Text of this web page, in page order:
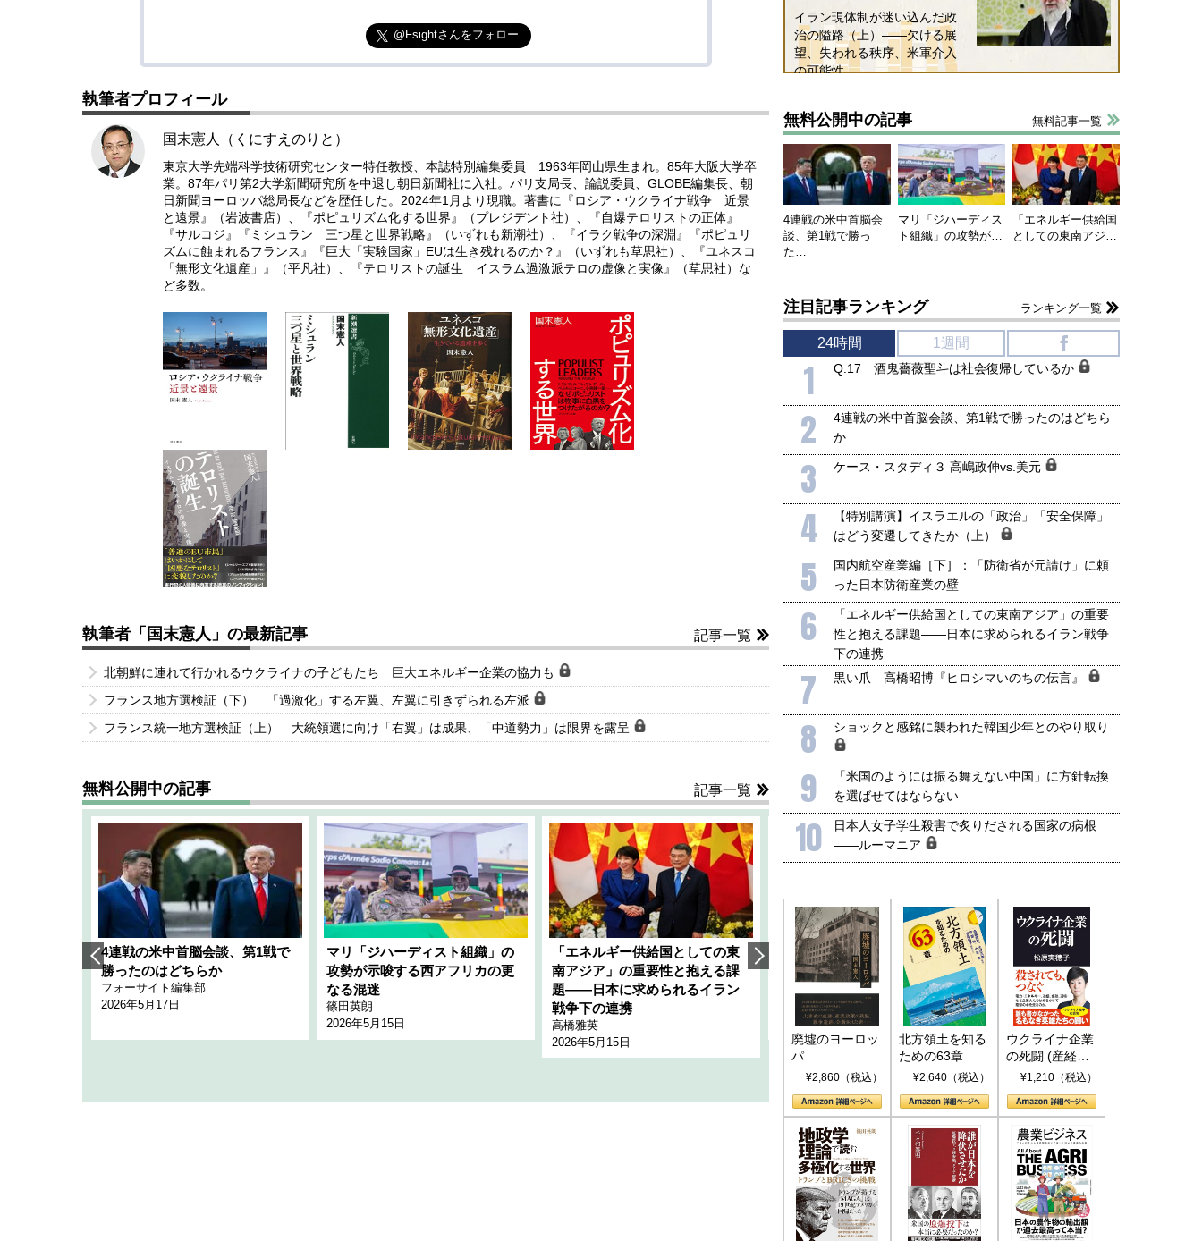
@Fsightさんをフォロー
執筆者プロフィール
国末憲人（くにすえのりと）
東京大学先端科学技術研究センター特任教授、本誌特別編集委員 1963年岡山県生まれ。85年大阪大学卒
業。87年パリ第2大学新聞研究所を中退し朝日新聞社に入社。パリ支局長、論説委員、GLOBE編集長、朝
日新聞ヨーロッパ総局長などを歴任した。2024年1月より現職。著書に『ロシア・ウクライナ戦争 近景
と遠景』（岩波書店）、『ポピュリズム化する世界』（プレジデント社）、『自爆テロリストの正体』
『サルコジ』『ミシュラン 三つ星と世界戦略』（いずれも新潮社）、『イラク戦争の深淵』『ポピュリ
ズムに蝕まれるフランス』『巨大「実験国家」EUは生き残れるのか？』（いずれも草思社）、『ユネスコ
「無形文化遺産」』（平凡社）、『テロリストの誕生 イスラム過激派テロの虚像と実像』（草思社）な
ど多数。
執筆者「国末憲人」の最新記事 記事一覧
北朝鮮に連れて行かれるウクライナの子どもたち 巨大エネルギー企業の協力も
フランス地方選検証（下） 「過激化」する左翼、左翼に引きずられる左派
フランス統一地方選検証（上） 大統領選に向け「右翼」は成果、「中道勢力」は限界を露呈
無料公開中の記事 記事一覧
4連戦の米中首脳会談、第1戦で
勝ったのはどちらか
フォーサイト編集部
2026年5月17日
マリ「ジハーディスト組織」の
攻勢が示唆する西アフリカの更
なる混迷
篠田英朗
2026年5月15日
「エネルギー供給国としての東
南アジア」の重要性と抱える課
題――日本に求められるイラン
戦争下の連携
高橋雅英
2026年5月15日
韓国にも理解してほしい「極東
1905年体制」における日米韓安
全保障協力の意味
千々和泰明
2026年5月15日
ホルムズ海峡危機で加速したエ
ネルギー転換が「中国依存」に
行き着くリスク
小山堅
2026年5月14日
イラン現体制が迷い込んだ政
治の隘路（上）――欠ける展
望、失われる秩序、米軍介入
の可能性
無料公開中の記事 無料記事一覧
4連戦の米中首脳会
談、第1戦で勝っ
た…
マリ「ジハーディス
ト組織」の攻勢が…
「エネルギー供給国
としての東南アジ…
注目記事ランキング ランキング一覧
24時間 1週間
1 Q.17 酒鬼薔薇聖斗は社会復帰しているか
2
4連戦の米中首脳会談、第1戦で勝ったのはどちら
か
3 ケース・スタディ３ 高嶋政伸vs.美元
4
【特別講演】イスラエルの「政治」「安全保障」
はどう変遷してきたか（上）
5
国内航空産業編［下］：「防衛省が元請け」に頼
った日本防衛産業の壁
6
「エネルギー供給国としての東南アジア」の重要
性と抱える課題――日本に求められるイラン戦争
下の連携
7 黒い爪 高橋昭博『ヒロシマいのちの伝言』
8 ショックと感銘に襲われた韓国少年とのやり取り
9
「米国のようには振る舞えない中国」に方針転換
を選ばせてはならない
10
日本人女子学生殺害で炙りだされる国家の病根
――ルーマニア
廃墟のヨーロッ
パ
¥2,860（税込）
北方領土を知る
ための63章
¥2,640（税込）
ウクライナ企業
の死闘 (産経セ
レクト S 039)
¥1,210（税込）